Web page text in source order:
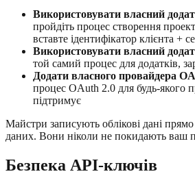
Використовувати власний
пройдіть процес створення
вставте ідентифікатор клієнта +
Використовувати власний
той самий процес для додатків,
Додати власного провайдера
процес OAuth 2.0 для будь-якого
підтримує
Майстри записують облікові дані
даних. Вони ніколи не покидають ваш
Безпека API-ключів